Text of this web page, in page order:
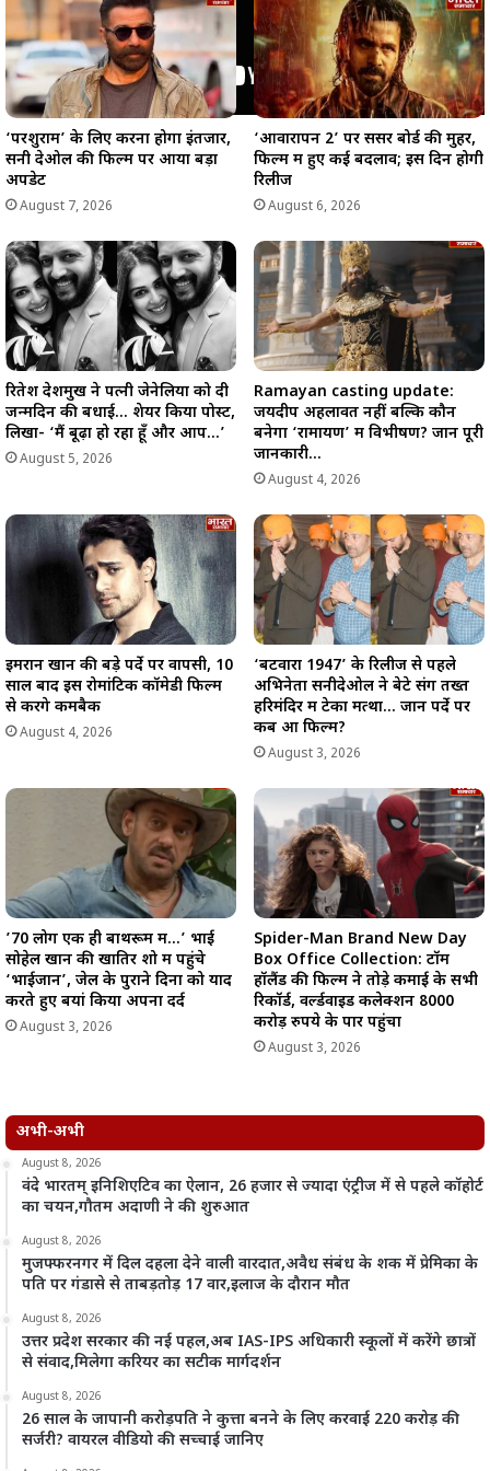
‘परशुराम’ के लिए करना होगा इंतजार,
सनी देओल की फिल्म पर आया बड़ा
अपडेट
August 7, 2026
‘आवारापन 2’ पर सेंसर बोर्ड की मुहर,
फिल्म में हुए कई बदलाव; इस दिन होगी
रिलीज
August 6, 2026
रितेश देशमुख ने पत्नी जेनेलिया को दी
जन्मदिन की बधाई… शेयर किया पोस्ट,
लिखा- ‘मैं बूढ़ा हो रहा हूँ और आप…’
August 5, 2026
Ramayan casting update:
जयदीप अहलावत नहीं बल्कि कौन
बनेगा ‘रामायण’ में विभीषण? जानें पूरी
जानकारी…
August 4, 2026
इमरान खान की बड़े पर्दे पर वापसी, 10
साल बाद इस रोमांटिक कॉमेडी फिल्म
से करेंगे कमबैक
August 4, 2026
‘बटवारा 1947’ के रिलीज से पहले
अभिनेता सनीदेओल ने बेटे संग तख्त
हरिमंदिर में टेका मत्था… जानें पर्दे पर
कब आ फिल्म?
August 3, 2026
’70 लोग एक ही बाथरूम में…’ भाई
सोहेल खान की खातिर शो में पहुंचे
‘भाईजान’, जेल के पुराने दिनों को याद
करते हुए बयां किया अपना दर्द
August 3, 2026
Spider-Man Brand New Day
Box Office Collection: टॉम
हॉलैंड की फिल्म ने तोड़े कमाई के सभी
रिकॉर्ड, वर्ल्डवाइड कलेक्शन 8000
करोड़ रुपये के पार पहुंचा
August 3, 2026
अभी-अभी
August 8, 2026
वंदे भारतम् इनिशिएटिव का ऐलान, 26 हजार से ज्यादा एंट्रीज में से पहले कॉहोर्ट
का चयन,गौतम अदाणी ने की शुरुआत
August 8, 2026
मुजफ्फरनगर में दिल दहला देने वाली वारदात,अवैध संबंध के शक में प्रेमिका के
पति पर गंडासे से ताबड़तोड़ 17 वार,इलाज के दौरान मौत
August 8, 2026
उत्तर प्रदेश सरकार की नई पहल,अब IAS-IPS अधिकारी स्कूलों में करेंगे छात्रों
से संवाद,मिलेगा करियर का सटीक मार्गदर्शन
August 8, 2026
26 साल के जापानी करोड़पति ने कुत्ता बनने के लिए करवाई 220 करोड़ की
सर्जरी? वायरल वीडियो की सच्चाई जानिए